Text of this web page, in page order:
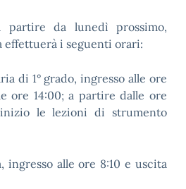
partire da lunedì prossimo,
effettuerà i seguenti orari:
di 1° grado, ingresso alle ore
ore 14:00; a partire dalle ore
inizio le lezioni di strumento
ingresso alle ore 8:10 e uscita